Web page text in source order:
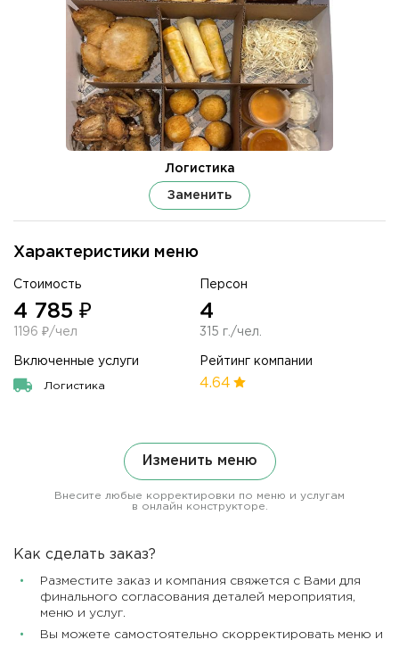
Характеристики меню
Стоимость
4 785 ₽
1196 ₽/чел
Персон
4
315 г./чел.
Включенные услуги
Логистика
Рейтинг компании
4.64
Изменить меню
Внесите любые корректировки по меню и услугам
в онлайн конструкторе.
Логистика
Заменить
Как сделать заказ?
Разместите заказ и компания свяжется с Вами для
финального согласования деталей мероприятия,
меню и услуг.
Вы можете самостоятельно скорректировать меню и